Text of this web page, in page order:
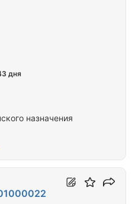
назначения
дня